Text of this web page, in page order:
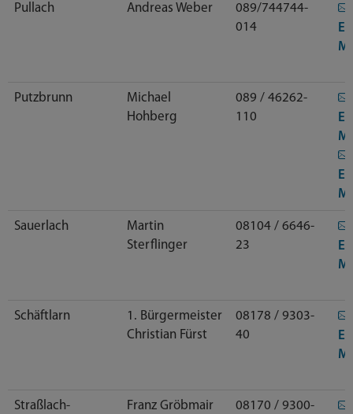
Pullach Andreas Weber
089/744744-
014
E-
Putzbrunn
Michael
Hohberg
089 / 46262-
110
E-
E-
Sauerlach
Martin
Sterflinger
08104 / 6646-
23
E-
Schäftlarn
1. Bürgermeister
Christian Fürst
08178 / 9303-
40
E-
Straßlach-
Franz Gröbmair
08170 / 9300-